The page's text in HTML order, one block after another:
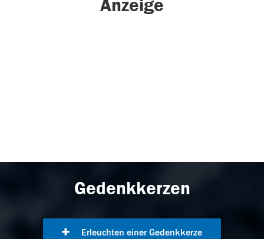
Anzeige
Gedenkkerzen
Erleuchten einer Gedenkkerze